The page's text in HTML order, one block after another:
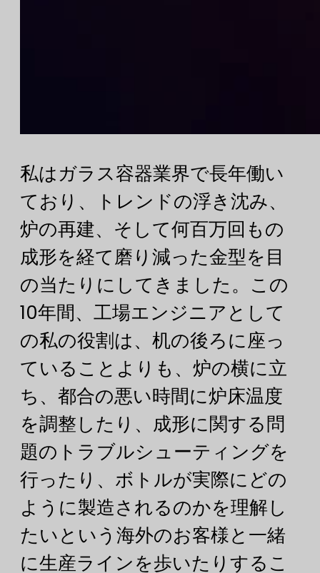
私はガラス容器業界で長年働い
ており、トレンドの浮き沈み、
炉の再建、そして何百万回もの
成形を経て磨り減った金型を目
の当たりにしてきました。この
10年間、工場エンジニアとして
の私の役割は、机の後ろに座っ
ていることよりも、炉の横に立
ち、都合の悪い時間に炉床温度
を調整したり、成形に関する問
題のトラブルシューティングを
行ったり、ボトルが実際にどの
ように製造されるのかを理解し
たいという海外のお客様と一緒
に生産ラインを歩いたりするこ